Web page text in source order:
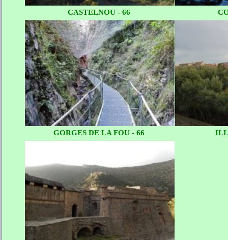
CASTELNOU - 66
GORGES DE LA FOU - 66